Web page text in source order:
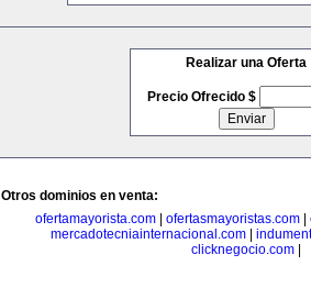
Realizar una Oferta
Precio Ofrecido $
Otros dominios en venta:
ofertamayorista.com
ofertasmayoristas.com
mercadotecniainternacional.com
clicknegocio.com